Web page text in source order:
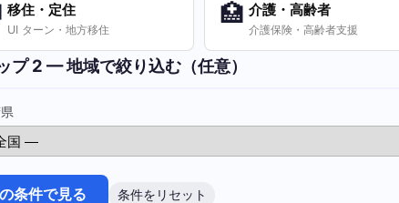
移住・定住
UI ターン・地方移住 🏥 介護・高齢者
介護保険・高齢者支援
プ 2 — 地域で絞り込む（任意）
条件で見る 条件をリセット